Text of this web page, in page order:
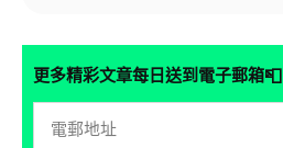
更多精彩文章每日送到電子郵箱📮